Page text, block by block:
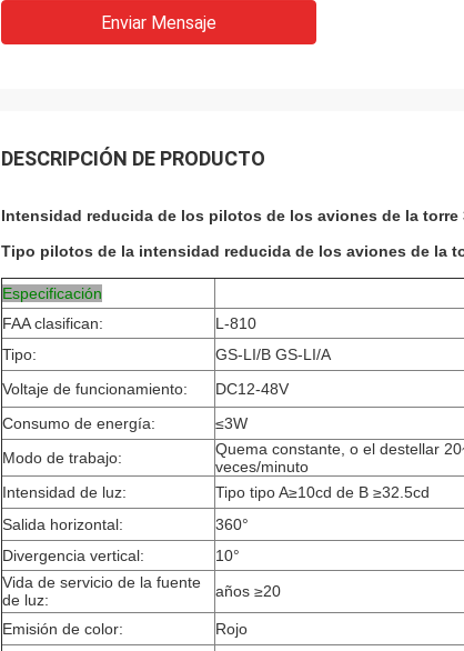
Enviar Mensaje
DESCRIPCIÓN DE PRODUCTO
Intensidad reducida de los pilotos de los aviones de la torre
Tipo pilotos de la intensidad reducida de los aviones de la
Especificación
FAA clasifican:
L-810
Tipo:
GS-LI/B GS-LI/A
Voltaje de funcionamiento:
DC12-48V
Consumo de energía:
≤3W
Modo de trabajo:
Quema constante, o el destellar
veces/minuto
Intensidad de luz:
Tipo tipo A≥10cd de B ≥32.5cd
Salida horizontal:
360°
Divergencia vertical:
10°
Vida de servicio de la fuente
de luz:
años ≥20
Emisión de color:
Rojo